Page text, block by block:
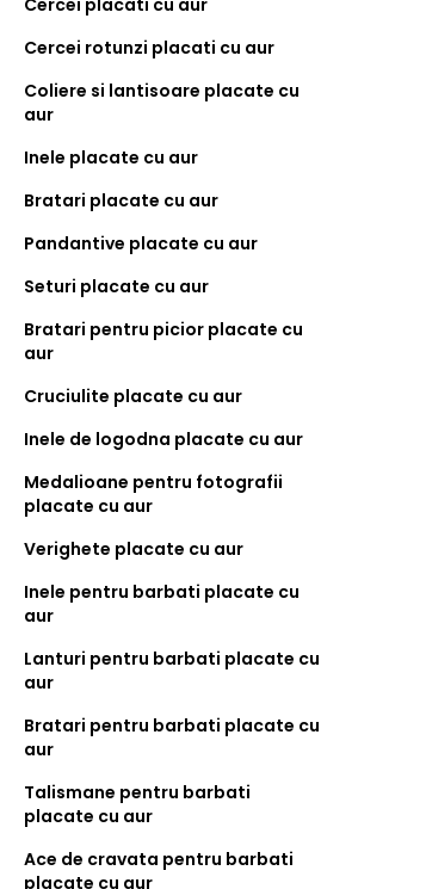
Cercei placati cu aur
Cercei rotunzi placati cu aur
Coliere si lantisoare placate cu
aur
Inele placate cu aur
Bratari placate cu aur
Pandantive placate cu aur
Seturi placate cu aur
Bratari pentru picior placate cu
aur
Cruciulite placate cu aur
Inele de logodna placate cu aur
Medalioane pentru fotografii
placate cu aur
Verighete placate cu aur
Inele pentru barbati placate cu
aur
Lanturi pentru barbati placate cu
aur
Bratari pentru barbati placate cu
aur
Talismane pentru barbati
placate cu aur
Ace de cravata pentru barbati
placate cu aur